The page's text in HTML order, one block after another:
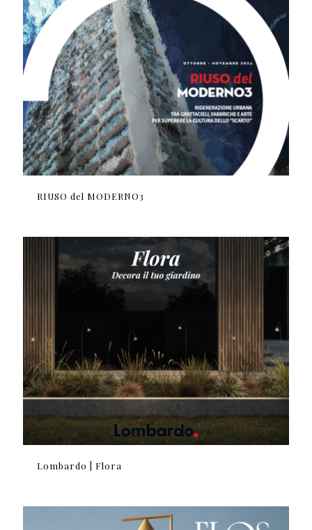
RIUSO del MODERNO3
Lombardo | Flora